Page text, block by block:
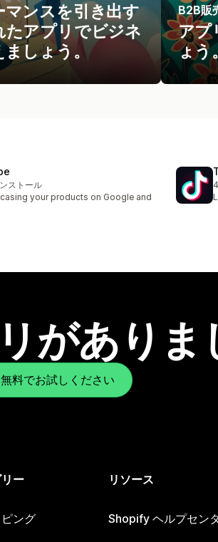
ンスを引き出す
たアプリでビジネ
ましょう。
B2B販
アプ
ょう
件
ストール
your products on Google and
がありま
料でお試しください
ー
ング
リソース
Shopify ヘルプセン